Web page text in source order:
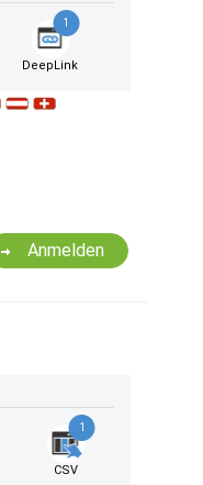
1
DeepLink
Anmelden
1
CSV